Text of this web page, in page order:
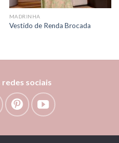
MADRINHA
Vestido de Renda Brocada
redes sociais